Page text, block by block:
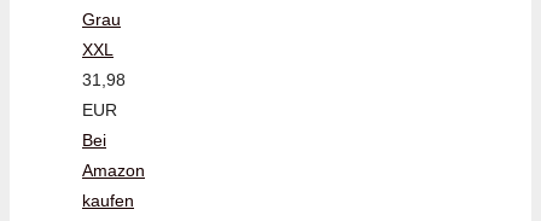
Grau
XXL
31,98
EUR
Bei
Amazon
kaufen